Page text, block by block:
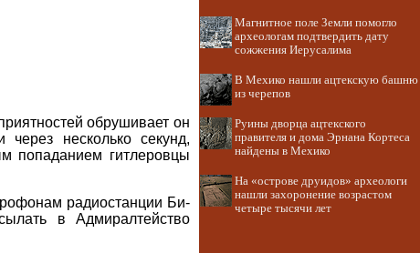
обрушивает он
несколько секунд,
попаданием гитлеровцы
радиостанции Би-
в Адмиралтейство
Магнитное поле Земли помогло
археологам подтвердить дату
сожжения Иерусалима
В Мехико нашли ацтекскую башню
из черепов
Руины дворца ацтекского
правителя и дома Эрнана Кортеса
найдены в Мехико
На «острове друидов» археологи
нашли захоронение возрастом
четыре тысячи лет